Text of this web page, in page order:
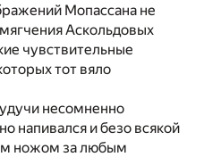
Мопассана не
Аскольдовых
чувствительные
тот вяло
несомненно
напивался и безо всякой
ножом за любым